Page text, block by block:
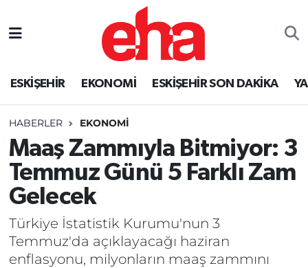
ESKİŞEHİR EKONOMİ ESKİŞEHİR SON DAKİKA
HABERLER EKONOMİ
Maaş Zammıyla Bitmiyor: 3
Temmuz Günü 5 Farklı Zam
Gelecek
Türkiye İstatistik Kurumu'nun 3
Temmuz'da açıklayacağı haziran
enflasyonu, milyonların maaş zammını